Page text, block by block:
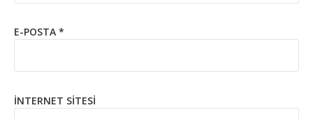
E-POSTA *
İNTERNET SITESI